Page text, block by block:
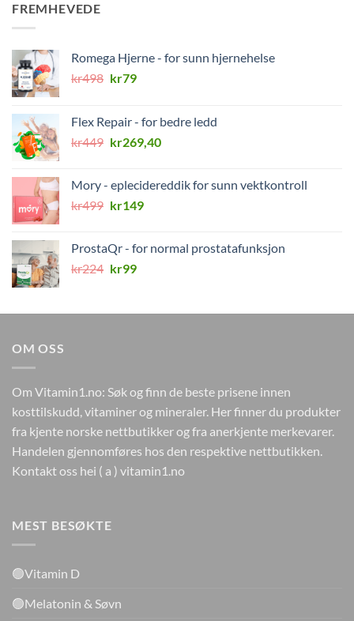
FREMHEVEDE
Romega Hjerne - for sunn hjernehelse
kr498 Opprinnelig
kr498.
kr79Nåværende
kr79.
Flex Repair - for bedre ledd
kr449 Opprinnelig
kr449.
kr269,40Nåværende
kr269,40.
Mory - eplecidereddik for sunn vektkontroll
kr499 Opprinnelig
kr499.
kr149Nåværende
kr149.
ProstaQr - for normal prostatafunksjon
kr224 Opprinnelig
kr224.
kr99Nåværende
kr99.
OM OSS
Om Vitamin1.no: Søk og finn de beste prisene innen
kosttilskudd, vitaminer og mineraler. Her finner du produkter
fra kjente norske nettbutikker og fra anerkjente merkevarer.
Handelen gjennomføres hos den respektive nettbutikken.
Kontakt oss hei ( a ) vitamin1.no
MEST BESØKTE
🟢Vitamin D
🟢Melatonin & Søvn